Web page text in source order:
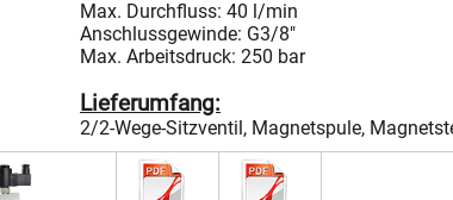
Max. Durchfluss: 40 l/min
Anschlussgewinde: G3/8"
Max. Arbeitsdruck: 250 bar
Lieferumfang:
2/2-Wege-Sitzventil, Magnetspule,